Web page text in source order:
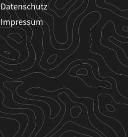
Datenschutz
Impressum